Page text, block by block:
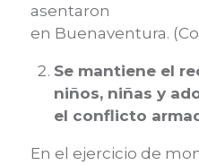
asentaron
en Buenaventura. (
Se mantiene el
niños, niñas y
el conflicto
En el ejercicio de